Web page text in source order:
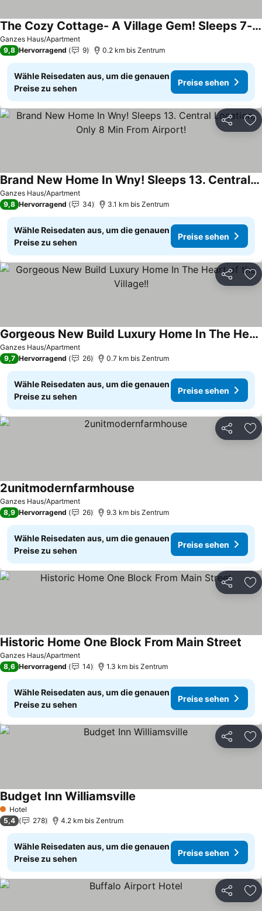
Ganzes Haus/Apartment
The Cozy Cottage- A Village Gem! Sleeps 7-central Location-walk To Shop & Eat!
Preise sehen
9,8 Hervorragend 9 0.2 km bis Zentrum
Wähle Reisedaten aus, um die genauen
Preise zu sehen
Preise sehen
Teilen
Ganzes Haus/Apartment
Brand New Home In Wny! Sleeps 13. Central Location, Only 8 Min From Airport!
Preise sehen
9,8 Hervorragend 34 3.1 km bis Zentrum
Wähle Reisedaten aus, um die genauen
Preise zu sehen
Preise sehen
Teilen
Ganzes Haus/Apartment
Gorgeous New Build Luxury Home In The Heart of the Village!!
Preise sehen
9,7 Hervorragend 26 0.7 km bis Zentrum
Wähle Reisedaten aus, um die genauen
Preise zu sehen
Preise sehen
Teilen
Ganzes Haus/Apartment
2unitmodernfarmhouse
8,9 Hervorragend 26 9.3 km bis Zentrum
Wähle Reisedaten aus, um die genauen
Preise zu sehen
Preise sehen
Teilen
Ganzes Haus/Apartment
Historic Home One Block From Main Street
8,6 Hervorragend 14 1.3 km bis Zentrum
Wähle Reisedaten aus, um die genauen
Preise zu sehen
Preise sehen
Teilen
1 Sterne
Hotel
Budget Inn Williamsville
5,4 278 4.2 km bis Zentrum
Wähle Reisedaten aus, um die genauen
Preise zu sehen
Preise sehen
Teilen